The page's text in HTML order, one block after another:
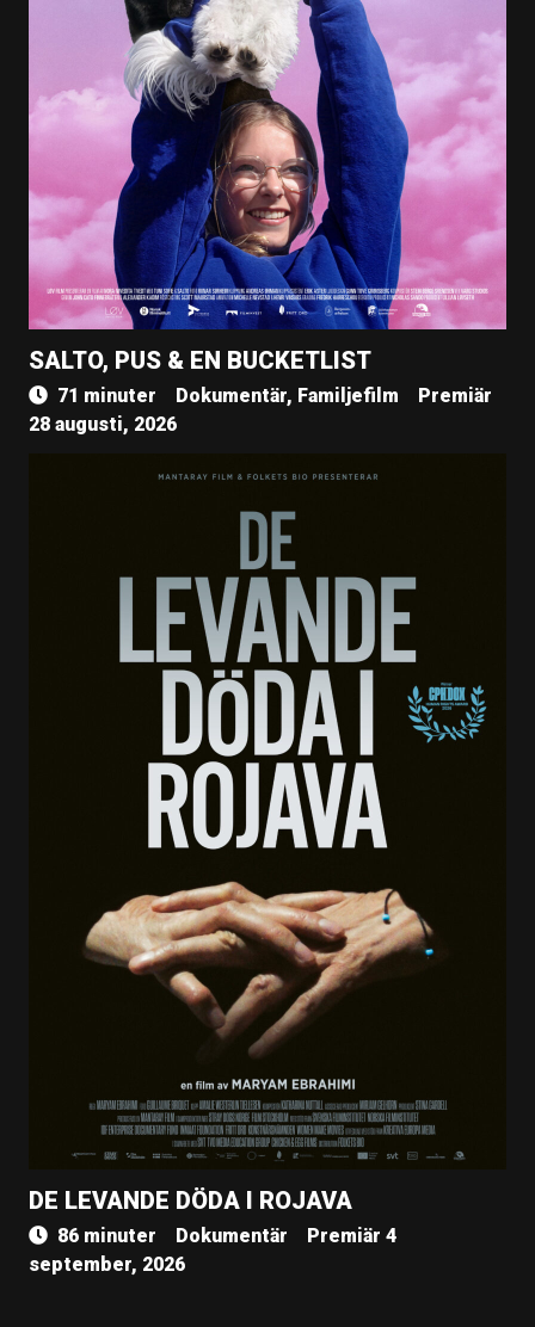
SALTO, PUS & EN BUCKETLIST
71 minuter Dokumentär, Familjefilm
Premiär
28 augusti, 2026
DE LEVANDE DÖDA I ROJAVA
86 minuter Dokumentär
Premiär 4
september, 2026